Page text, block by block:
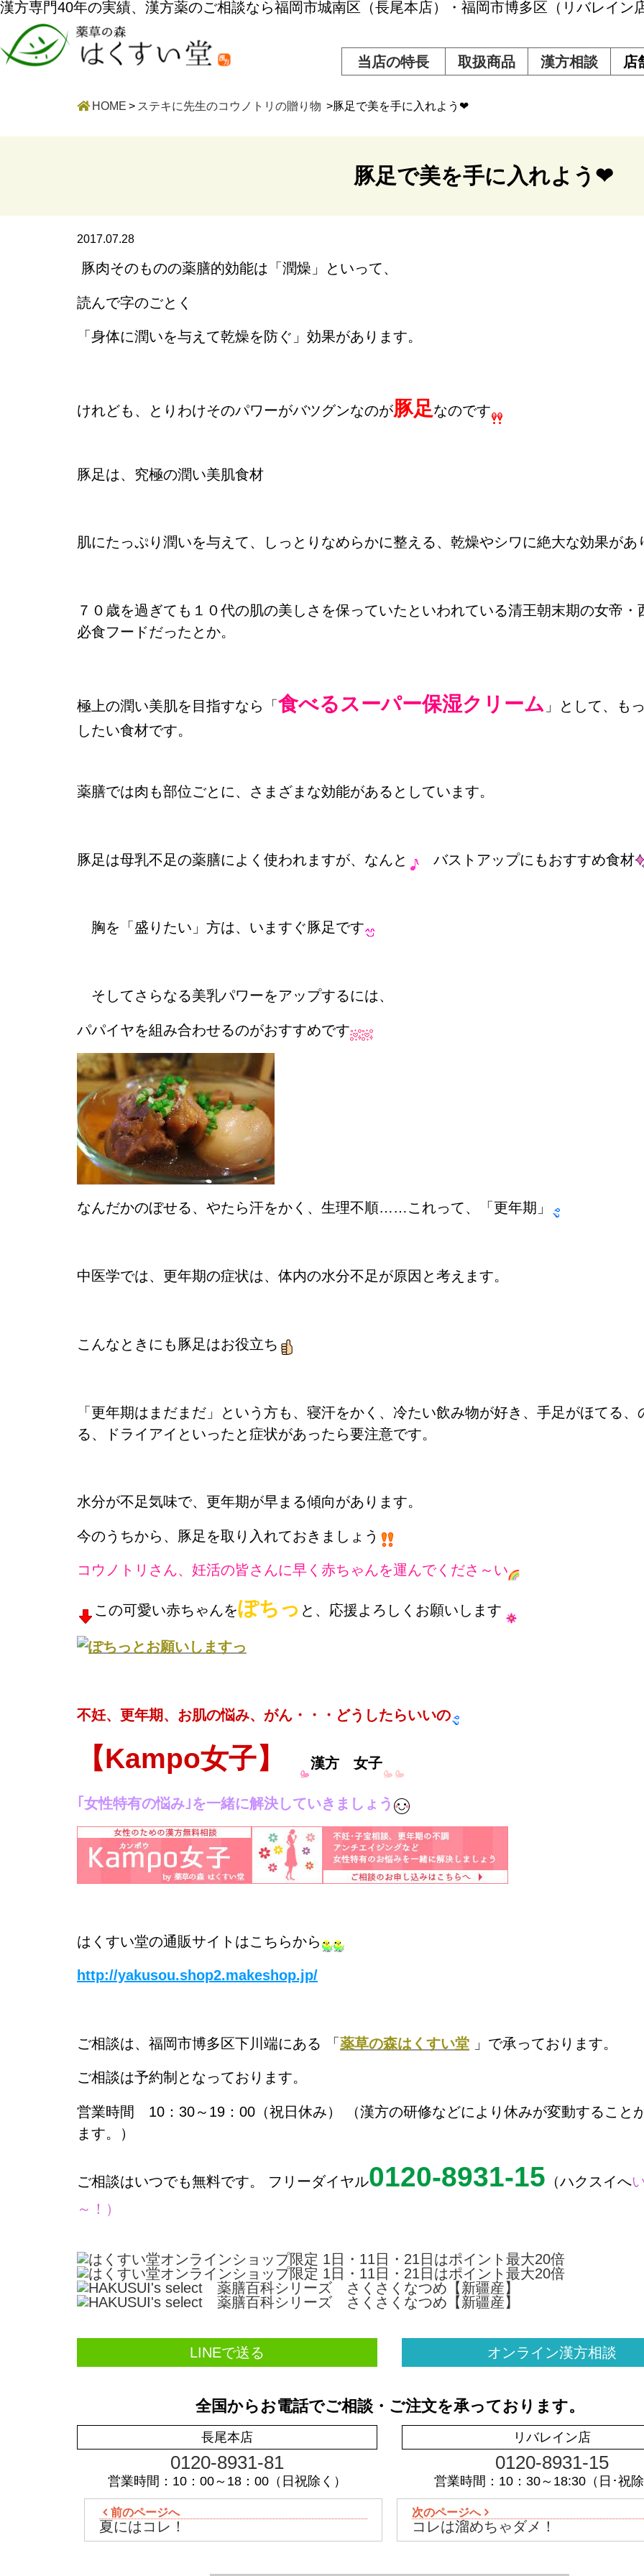
漢方専門40年の実績、漢方薬のご相談なら福岡市城南区（長尾本店）・福岡市博多区（リバレイン
当店の特長 取扱商品 漢方相談 店
HOME > ステキに先生のコウノトリの贈り物 >豚足で美を手に入れよう❤
豚足で美を手に入れよう❤
2017.07.28
豚肉そのものの薬膳的効能は「潤燥」といって、
読んで字のごとく
「身体に潤いを与えて乾燥を防ぐ」効果があります。
けれども、とりわけそのパワーがバツグンなのが豚足なのです
豚足は、究極の潤い美肌食材
肌にたっぷり潤いを与えて、しっとりなめらかに整える、乾燥やシワに絶大な効果があ
７０歳を過ぎても１０代の肌の美しさを保っていたといわれている清王朝末期の女帝・
必食フードだったとか。
極上の潤い美肌を目指すなら「 食べるスーパー保湿クリーム 」として、も
したい食材です。
薬膳では肉も部位ごとに、さまざまな効能があるとしています。
豚足は母乳不足の薬膳によく使われますが、なんと バストアップにもおすすめ食材
胸を「盛りたい」方は、いますぐ豚足です
そしてさらなる美乳パワーをアップするには、
パパイヤを組み合わせるのがおすすめです
なんだかのぼせる、やたら汗をかく、生理不順……これって、「更年期」
中医学では、更年期の症状は、体内の水分不足が原因と考えます。
こんなときにも豚足はお役立ち
「更年期はまだまだ」という方も、寝汗をかく、冷たい飲み物が好き、手足がほてる、
る、ドライアイといったと症状があったら要注意です。
水分が不足気味で、更年期が早まる傾向があります。
今のうちから、豚足を取り入れておきましょう
コウノトリさん、妊活の皆さんに早く赤ちゃんを運んでくださ～い
この可愛い赤ちゃんをぽちっ と、応援よろしくお願いします
不妊、更年期、お肌の悩み、がん・・・どうしたらいいの
【Kampo女子】 漢方 女子
｢女性特有の悩み｣を一緒に解決していきましょう
はくすい堂の通販サイトはこちらから
http://yakusou.shop2.makeshop.jp/
ご相談は、福岡市博多区下川端にある 「 薬草の森はくすい堂 」で承っております。
ご相談は予約制となっております。
営業時間 10：30～19：00（祝日休み） （漢方の研修などにより休みが変動すること
ます。）
ご相談はいつでも無料です。 フリーダイヤル0120-8931-15 （ハクスイへ
～！）
LINEで送る オンライン漢方相談
全国からお電話でご相談・ご注文を承っております。
長尾本店
0120-8931-81
営業時間：10：00～18：00（日祝除く）
リバレイン店
0120-8931-15
営業時間：10：30～18:30（日･祝
前のページへ
夏にはコレ！
次のページへ
コレは溜めちゃダメ！